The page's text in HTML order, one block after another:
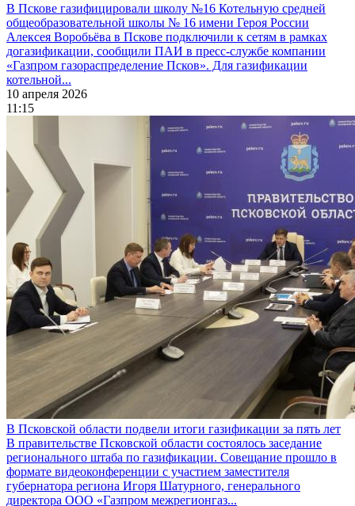
В Пскове газифицировали школу №16 Котельную средней
общеобразовательной школы № 16 имени Героя России
Алексея Воробьёва в Пскове подключили к сетям в рамках
догазификации, сообщили ПАИ в пресс-службе компании
«Газпром газораспределение Псков». Для газификации
котельной...
10 апреля 2026
11:15
В Псковской области подвели итоги газификации за пять лет
В правительстве Псковской области состоялось заседание
регионального штаба по газификации. Совещание прошло в
формате видеоконференции с участием заместителя
губернатора региона Игоря Шатурного, генерального
директора ООО «Газпром межрегионгаз...